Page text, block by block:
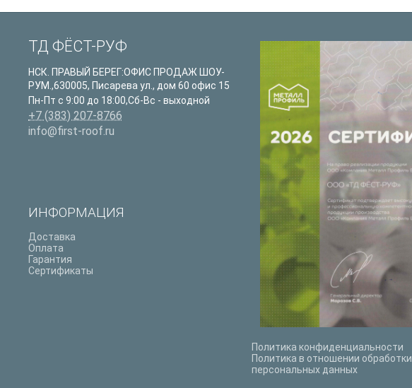
ТД ФЁСТ-РУФ
НСК. ПРАВЫЙ БЕРЕГ:ОФИС ПРОДАЖ ШОУ-
РУМ.,630005, Писарева ул., дом 60 офис 15
Пн-Пт с 9:00 до 18:00,Сб-Вс - выходной
+7 (383) 207-8766
info@first-roof.ru
ИНФОРМАЦИЯ
Доставка
Оплата
Гарантия
Сертификаты
Политика конфиденциальности
Политика в отношении обработки
персональных данных